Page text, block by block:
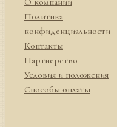
Политика
конфиденциальности
Контакты
Партнерство
Условия и положения
Способы оплаты